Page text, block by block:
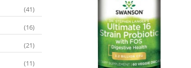
(41)
(16)
(21)
(11)